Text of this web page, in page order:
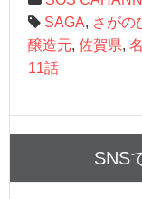
SAGA, さがの
醸造元, 佐賀県,
11話
SNS